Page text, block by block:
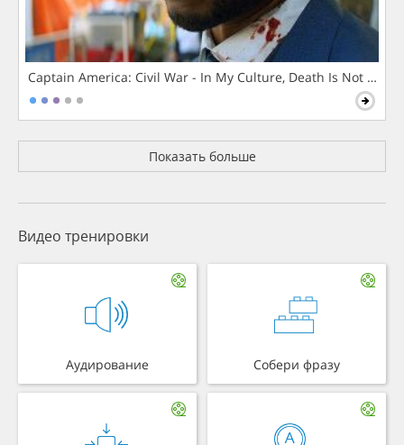
Captain America: Civil War - In My Culture, Death Is Not The
Показать больше
Видео тренировки
Аудирование Собери фразу